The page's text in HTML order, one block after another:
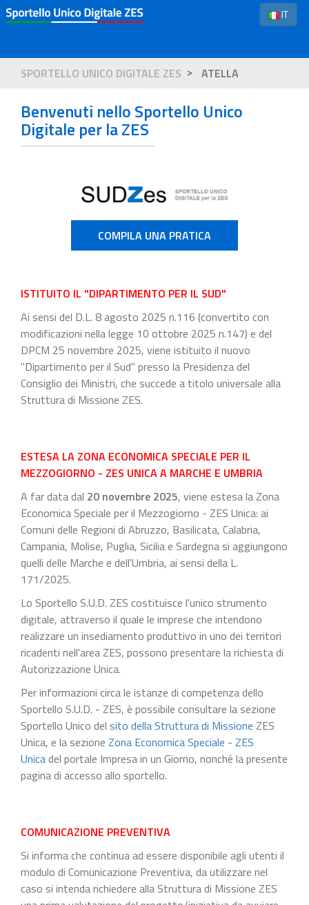
IT
SPORTELLO UNICO DIGITALE ZES ATELLA
Benvenuti nello Sportello Unico
Digitale per la ZES
COMPILA UNA PRATICA
ISTITUITO IL "DIPARTIMENTO PER IL SUD"
Ai sensi del D.L. 8 agosto 2025 n.116 (convertito con
modificazioni nella legge 10 ottobre 2025 n.147) e del
DPCM 25 novembre 2025, viene istituito il nuovo
"Dipartimento per il Sud" presso la Presidenza del
Consiglio dei Ministri, che succede a titolo universale alla
Struttura di Missione ZES.
ESTESA LA ZONA ECONOMICA SPECIALE PER IL
MEZZOGIORNO - ZES UNICA A MARCHE E UMBRIA
A far data dal 20 novembre 2025, viene estesa la Zona
Economica Speciale per il Mezzogiorno - ZES Unica: ai
Comuni delle Regioni di Abruzzo, Basilicata, Calabria,
Campania, Molise, Puglia, Sicilia e Sardegna si aggiungono
quelli delle Marche e dell'Umbria, ai sensi della L.
171/2025.
Lo Sportello S.U.D. ZES costituisce l'unico strumento
digitale, attraverso il quale le imprese che intendono
realizzare un insediamento produttivo in uno dei territori
ricadenti nell'area ZES, possono presentare la richiesta di
Autorizzazione Unica.
Per informazioni circa le istanze di competenza dello
Sportello S.U.D. - ZES, è possibile consultare la sezione
Sportello Unico del sito della Struttura di Missione ZES
Unica, e la sezione Zona Economica Speciale - ZES
Unicadel portale Impresa in un Giorno, nonché la presente
pagina di accesso allo sportello.
COMUNICAZIONE PREVENTIVA
Si informa che continua ad essere disponibile agli utenti il
modulo di Comunicazione Preventiva, da utilizzare nel
caso si intenda richiedere alla Struttura di Missione ZES